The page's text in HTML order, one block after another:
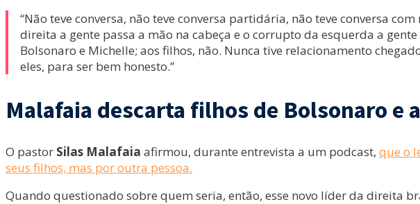
“Não teve conversa, não teve conversa partidária, não teve conversa
direita a gente passa a mão na cabeça e o corrupto da esquerda a
Bolsonaro e Michelle; aos filhos, não. Nunca tive relacionamento
eles, para ser bem honesto.”
Malafaia descarta filhos de Bolsonaro e
O pastor Silas Malafaia afirmou, durante entrevista a um podcast, que o
seus filhos, mas por outra pessoa.
Quando questionado sobre quem seria, então, esse novo líder da direita